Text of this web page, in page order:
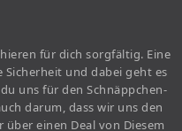
für dich sorgfältig. Eine
und dabei geht es
uns für den Schnäppchen-
darum, dass wir uns den
einen Deal von Diesem